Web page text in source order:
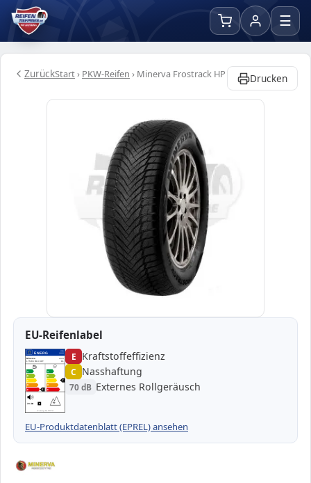
☰
ZurückStart› PKW-Reifen › Minerva Frostrack HP Drucken
EU-Reifenlabel
ENERG 1000000
Minerva MW372
175/65 R13 80T C1
A
B
C
D
E
E
A
B
C
C
D
E
70 dB B
Verordnung (EU) 2020/740
E Kraftstoffeffizienz
C Nasshaftung
70 dB Externes Rollgeräusch
EU-Produktdatenblatt (EPREL) ansehen